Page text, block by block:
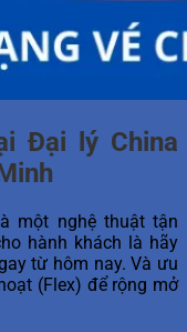
Đại lý China
một nghệ thuật tận
hành khách là hãy
từ hôm nay. Và ưu
(Flex) để rộng mở